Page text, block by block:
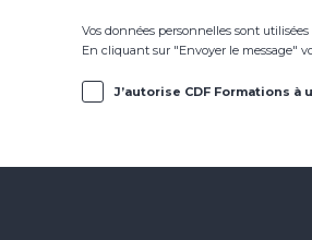
Vos données personnelles sont
En cliquant sur "Envoyer le message"
J’autorise CDF Formations